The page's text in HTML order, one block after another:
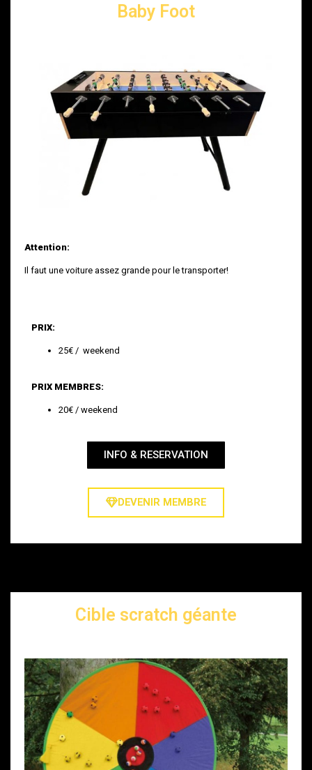
Baby Foot
Attention:
Il faut une voiture assez grande pour le transporter!
PRIX:
25€ / weekend
PRIX MEMBRES:
20€ / weekend
INFO & RESERVATION
DEVENIR MEMBRE
Cible scratch géante